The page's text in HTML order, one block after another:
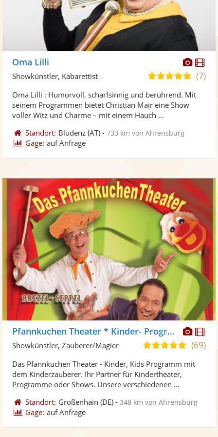
Fotos
Oma Lilli
5,0
5
(7)
Showkünstler, Kabarettist
Oma Lilli : Humorvoll, scharfsinnig und berührend. Mit
seinem Programmen bietet Christian Mair eine Show
voller Witz und Charme – mit einem Hauch ...
Standort: Bludenz (AT) -733 km von Ahrensburg
Gage: auf Anfrage
Fotos
Pfannkuchen Theater * Kinder- Programme
5,0
5
(69)
Showkünstler, Zauberer/Magier
Das Pfannkuchen Theater - Kinder, Kids Programm mit
dem Kinderzauberer. Ihr Partner für Kindertheater,
Programme oder Shows. Unsere verschiedenen ...
Standort: Großenhain (DE) -348 km von Ahrensburg
Gage: auf Anfrage